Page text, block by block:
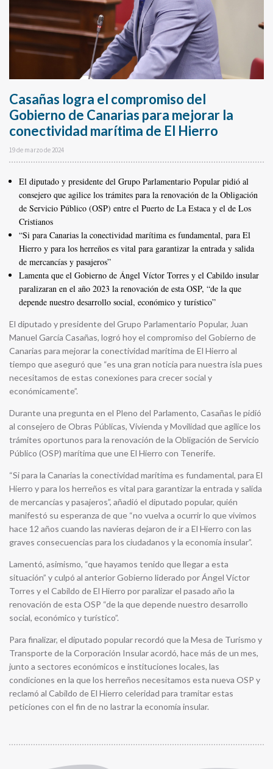
Casañas logra el compromiso del
Gobierno de Canarias para mejorar la
conectividad marítima de El Hierro
19 de marzo de 2024
El diputado y presidente del Grupo Parlamentario Popular pidió al
consejero que agilice los trámites para la renovación de la Obligación
de Servicio Público (OSP) entre el Puerto de La Estaca y el de Los
Cristianos
“Si para Canarias la conectividad marítima es fundamental, para El
Hierro y para los herreños es vital para garantizar la entrada y salida
de mercancías y pasajeros”
Lamenta que el Gobierno de Ángel Víctor Torres y el Cabildo insular
paralizaran en el año 2023 la renovación de esta OSP, “de la que
depende nuestro desarrollo social, económico y turístico”
El diputado y presidente del Grupo Parlamentario Popular, Juan
Manuel García Casañas, logró hoy el compromiso del Gobierno de
Canarias para mejorar la conectividad marítima de El Hierro al
tiempo que aseguró que “es una gran noticia para nuestra isla pues
necesitamos de estas conexiones para crecer social y
económicamente”.
Durante una pregunta en el Pleno del Parlamento, Casañas le pidió
al consejero de Obras Públicas, Vivienda y Movilidad que agilice los
trámites oportunos para la renovación de la Obligación de Servicio
Público (OSP) marítima que une El Hierro con Tenerife.
“Si para la Canarias la conectividad marítima es fundamental, para El
Hierro y para los herreños es vital para garantizar la entrada y salida
de mercancías y pasajeros”, añadió el diputado popular, quién
manifestó su esperanza de que “no vuelva a ocurrir lo que vivimos
hace 12 años cuando las navieras dejaron de ir a El Hierro con las
graves consecuencias para los ciudadanos y la economía insular”.
Lamentó, asimismo, “que hayamos tenido que llegar a esta
situación” y culpó al anterior Gobierno liderado por Ángel Víctor
Torres y el Cabildo de El Hierro por paralizar el pasado año la
renovación de esta OSP “de la que depende nuestro desarrollo
social, económico y turístico”.
Para finalizar, el diputado popular recordó que la Mesa de Turismo y
Transporte de la Corporación Insular acordó, hace más de un mes,
junto a sectores económicos e instituciones locales, las
condiciones en la que los herreños necesitamos esta nueva OSP y
reclamó al Cabildo de El Hierro celeridad para tramitar estas
peticiones con el fin de no lastrar la economía insular.